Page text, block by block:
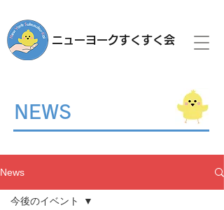
ニューヨークすくすく会
NEWS
News
今後のイベント